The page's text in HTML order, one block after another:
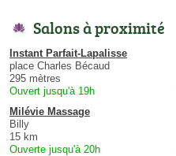
Salons à proximité
Instant Parfait-Lapalisse
place Charles Bécaud
295 mètres
Ouvert jusqu'à 19h
Milévie Massage
Billy
15 km
Ouverte jusqu'à 20h